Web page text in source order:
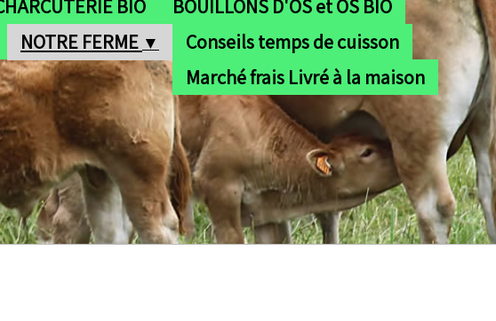
BIO
BOUILLONS D'OS et OS BIO
NOTRE FERME ▼
Conseils temps de cuisson
Marché frais Livré à la maison